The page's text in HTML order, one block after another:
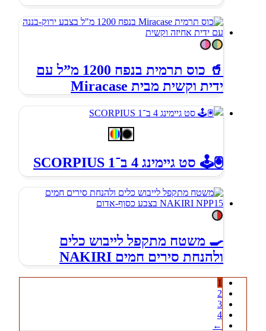
🥤 כוס תרמית בנפח 1200 מ”ל עם
ידית וקשית מבית Miracase
🖲🕹 סט גיימינג 4 ב־1 SCORPIUS
🍳 משטח מתקפל לייבוש כלים
ולהנחת סירים חמים NAKIRI
1
2
3
4
←